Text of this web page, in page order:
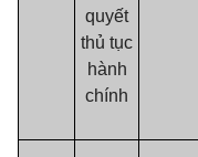
quyết
thủ tục
hành
chính